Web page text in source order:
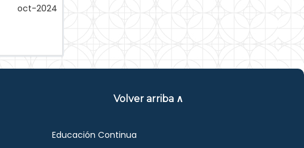
oct-2024
Volver arriba ∧
Educación Continua